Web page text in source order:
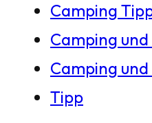
Camping
Camping
Camping
Tipp